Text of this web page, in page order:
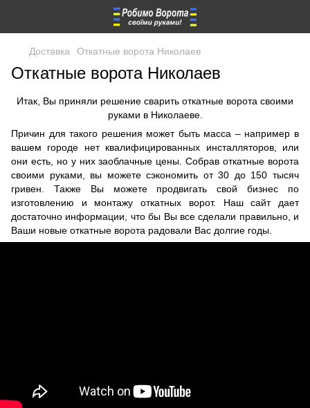
Доставка Откатные ворота Николаев
Откатные ворота Николаев
Итак, Вы приняли решение сварить откатные ворота своими
руками в Николаеве.
Причин для такого решения может быть масса – например в
вашем городе нет квалифицированных инсталляторов, или
они есть, но у них заоблачные цены. Собрав откатные ворота
своими руками, вы можете сэкономить от 30 до 150 тысяч
гривен. Также Вы можете продвигать свой бизнес по
изготовлению и монтажу откатных ворот. Наш сайт дает
достаточно информации, что бы Вы все сделали правильно, и
Ваши новые откатные ворота радовали Вас долгие годы.